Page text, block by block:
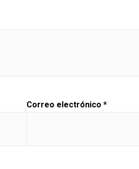
Correo electrónico *